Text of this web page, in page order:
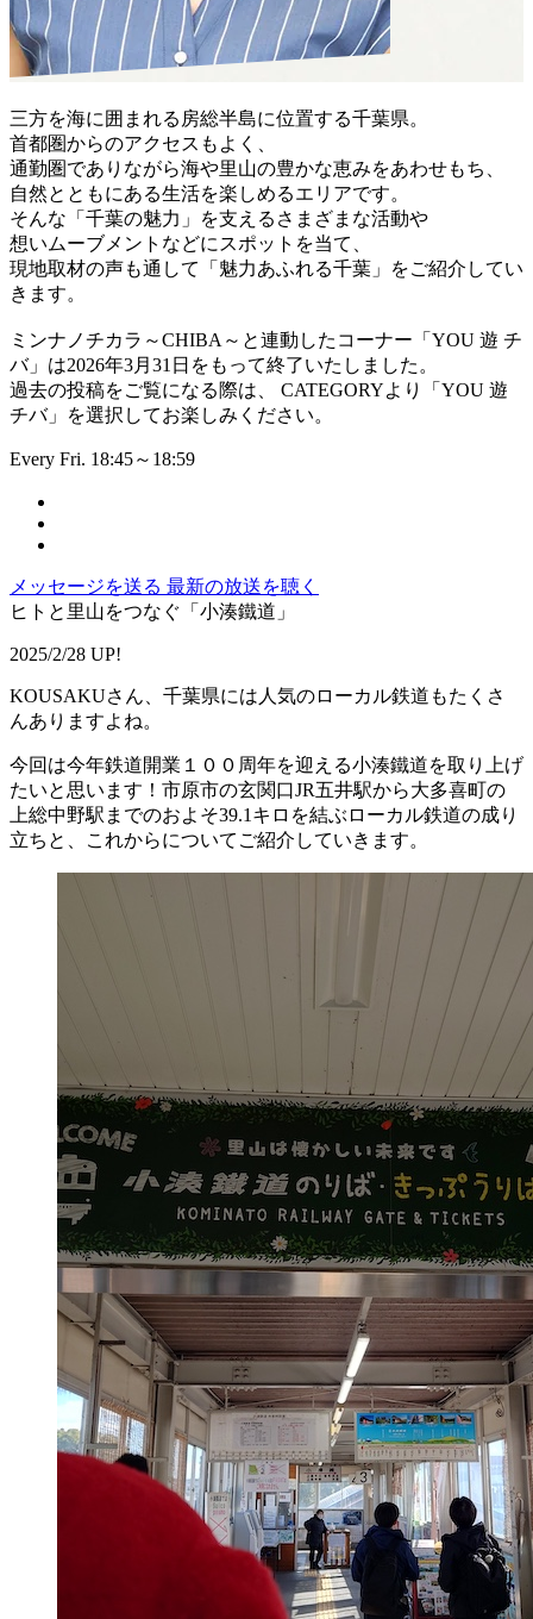
三方を海に囲まれる房総半島に位置する千葉県。
首都圏からのアクセスもよく、
通勤圏でありながら海や里山の豊かな恵みをあわせもち、
自然とともにある生活を楽しめるエリアです。
そんな「千葉の魅力」を支えるさまざまな活動や
想いムーブメントなどにスポットを当て、
現地取材の声も通して「魅力あふれる千葉」をご紹介してい
きます。
ミンナノチカラ～CHIBA～と連動したコーナー「YOU 遊 チ
バ」は2026年3月31日をもって終了いたしました。
過去の投稿をご覧になる際は、 CATEGORYより「YOU 遊
チバ」を選択してお楽しみください。
Every Fri. 18:45～18:59
メッセージを送る 最新の放送を聴く
ヒトと里山をつなぐ「小湊鐵道」
2025/2/28 UP!
KOUSAKUさん、千葉県には人気のローカル鉄道もたくさ
んありますよね。
今回は今年鉄道開業１００周年を迎える小湊鐵道を取り上げ
たいと思います！市原市の玄関口JR五井駅から大多喜町の
上総中野駅までのおよそ39.1キロを結ぶローカル鉄道の成り
立ちと、これからについてご紹介していきます。